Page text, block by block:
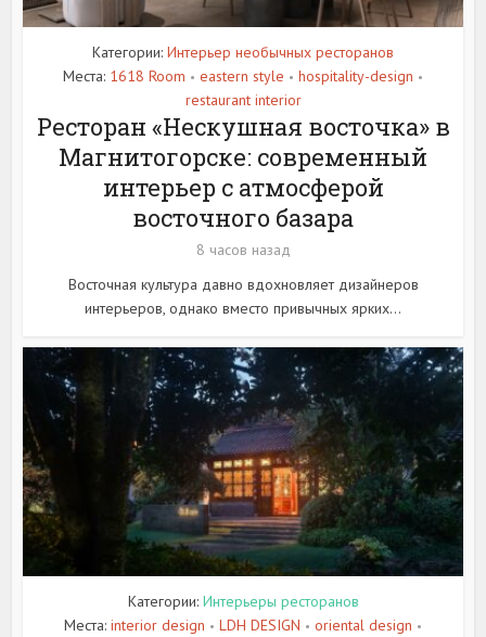
Категории: Интерьер необычных ресторанов
Места: 1618 Room • eastern style • hospitality-design •
restaurant interior
Ресторан «Нескушная восточка» в
Магнитогорске: современный
интерьер с атмосферой
восточного базара
8 часов назад
Восточная культура давно вдохновляет дизайнеров
интерьеров, однако вместо привычных ярких...
Категории: Интерьеры ресторанов
Места: interior design • LDH DESIGN • oriental design •